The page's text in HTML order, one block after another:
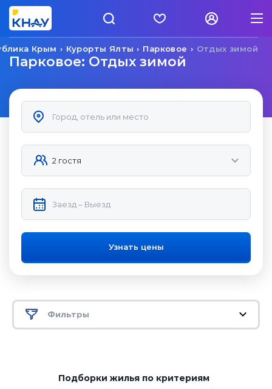
Отдых зимой
Парковое
Курорты Ялты
Крым
Парковое: Отдых зимой
Узнать цены
Фильтры
Подборки жильяпо критериям